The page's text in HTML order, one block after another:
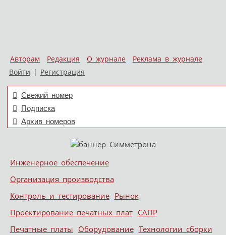
Авторам Редакция О журнале
Реклама в журнале
Войти | Регистрация
Свежий номер
Подписка
Архив номеров
Меню
Skip to content
Инженерное обеспечение
Организация производства
Контроль и тестирование Рынок
Проектирование печатных плат САПР
Печатные платы Оборудование Технологии сборки